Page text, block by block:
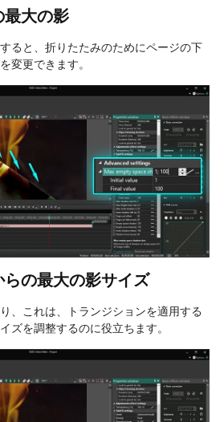
最大の影
ると、折りたたみのためにページの下
変更できます。
の最大の影サイズ
、これは、トランジションを適用する
ズを調整するのに役立ちます。